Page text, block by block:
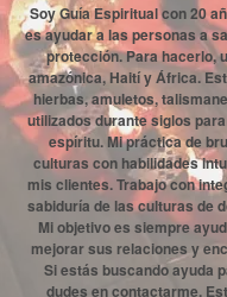
Soy Guía Espiritual con 20
es ayudar a las personas a
protección. Para hacerlo,
amazónica, Haití y África.
hierbas, amuletos,
utilizados durante siglos
espíritu. Mi práctica de
culturas con habilidades
mis clientes. Trabajo con
sabiduría de las culturas de
Mi objetivo es siempre
mejorar sus relaciones y
Si estás buscando ayuda
dudes en contactarme.